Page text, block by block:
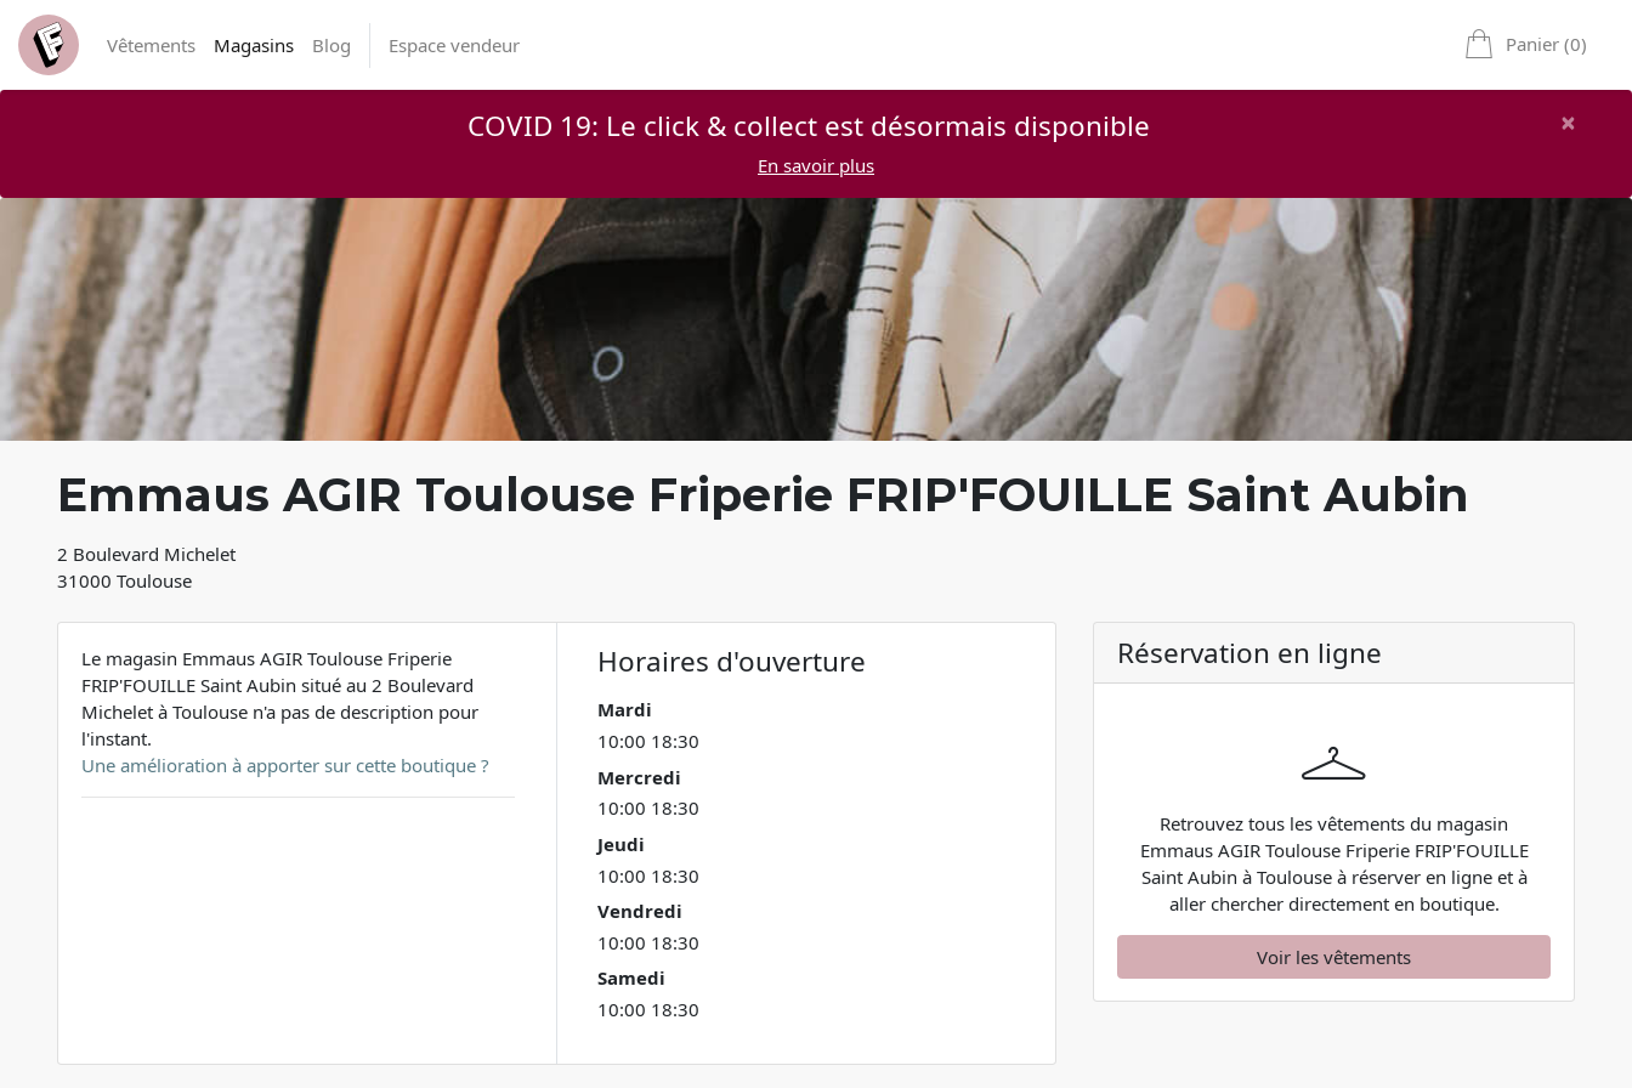
Vêtements Magasins Blog Espace vendeur Panier (0)
COVID 19: Le click & collect est désormais disponible ×
En savoir plus
Emmaus AGIR Toulouse Friperie FRIP'FOUILLE Saint Aubin
2 Boulevard Michelet
31000 Toulouse
Le magasin Emmaus AGIR Toulouse Friperie
FRIP'FOUILLE Saint Aubin situé au 2 Boulevard
Michelet à Toulouse n'a pas de description pour
l'instant.
Une amélioration à apporter sur cette boutique ?
Horaires d'ouverture
Mardi
10:00 18:30
Mercredi
10:00 18:30
Jeudi
10:00 18:30
Vendredi
10:00 18:30
Samedi
10:00 18:30
Réservation en ligne
Retrouvez tous les vêtements du magasin
Emmaus AGIR Toulouse Friperie FRIP'FOUILLE
Saint Aubin à Toulouse à réserver en ligne et à
aller chercher directement en boutique.
Voir les vêtements